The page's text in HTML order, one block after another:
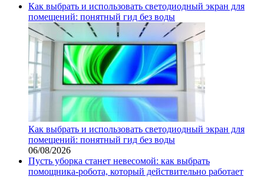
Как выбрать и использовать светодиодный экран для
помещений: понятный гид без воды
Как выбрать и использовать светодиодный экран для
помещений: понятный гид без воды
06/08/2026
Пусть уборка станет невесомой: как выбрать
помощника‑робота, который действительно работает